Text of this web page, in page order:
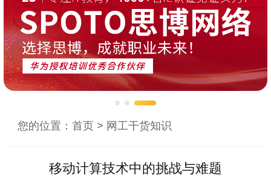
您的位置：首页 > 网工干货知识
移动计算技术中的挑战与难题